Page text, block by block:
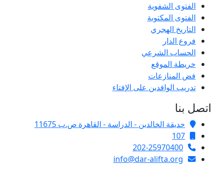
الفتوى الشفوية
الفتوى المكتوبة
التاريخ الهجري
فروع الدار
الحساب الشرعي
خريطة الموقع
فض المنازعات
تدريب الوافدين على الإفتاء
اتصل بنا
حديقة الخالدين - الدراسة - القاهرة ص.ب 11675
107
202-25970400
info@dar-alifta.org